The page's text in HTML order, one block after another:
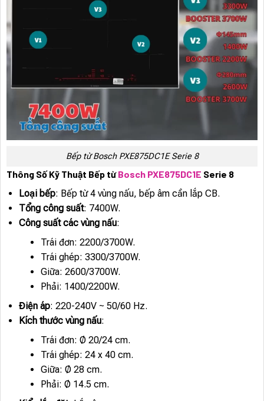
Bếp từ Bosch PXE875DC1E Serie 8
Thông Số Kỹ Thuật Bếp từBosch PXE875DC1E Serie 8
Loại bếp: Bếp từ 4 vùng nấu, bếp âm cần lắp CB.
Tổng công suất: 7400W.
Công suất các vùng nấu:
Trái đơn: 2200/3700W.
Trái ghép: 3300/3700W.
Giữa: 2600/3700W.
Phải: 1400/2200W.
Điện áp: 220-240V ~ 50/60 Hz.
Kích thước vùng nấu:
Trái đơn: Ø 20/24 cm.
Trái ghép: 24 x 40 cm.
Giữa: Ø 28 cm.
Phải: Ø 14.5 cm.